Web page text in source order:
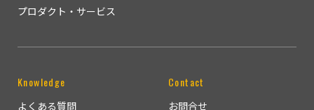
プロダクト・サービス
Knowledge
よくある質問
Contact
お問合せ